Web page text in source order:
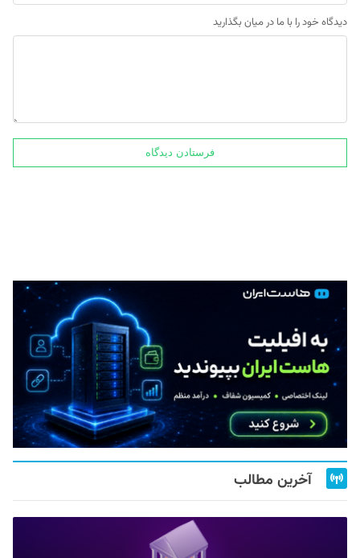
دیدگاه خود را با ما در میان بگذارید
آخرین مطالب